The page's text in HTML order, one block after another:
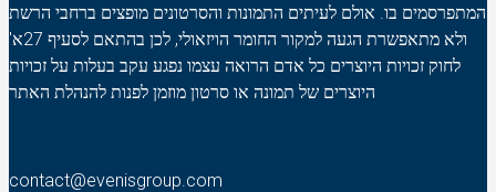
המתפרסמים בו. אולם לעיתים התמונות והסרטונים מופצים ברחבי הרשת
ולא מתאפשרת הגעה למקור החומר הויזאולי, לכן בהתאם לסעיף 27א'
לחוק זכויות היוצרים כל אדם הרואה עצמו נפגע עקב בעלות על זכויות
היוצרים של תמונה או סרטון מוזמן לפנות להנהלת האתר
contact@evenisgroup.com